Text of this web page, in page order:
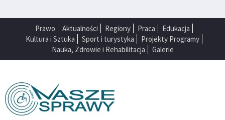
Prawo Aktualności Regiony Praca
Edukacja
Kultura i Sztuka
Sport i turystyka
Projekty Programy
Nauka, Zdrowie i Rehabilitacja
Galerie